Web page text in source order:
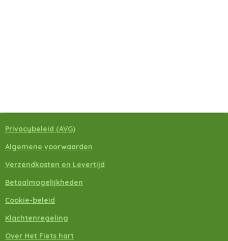
Privacybeleid (AVG)
Algemene voorwaarden
Verzendkosten en Levertijd
Betaalmogelijkheden
Cookie-beleid
Klachtenregeling
Over Het Fiets hart